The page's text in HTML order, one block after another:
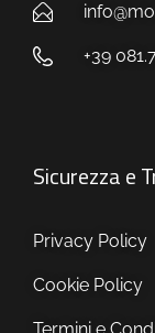
+39
Sicurezza e
Privacy Policy
Cookie Policy